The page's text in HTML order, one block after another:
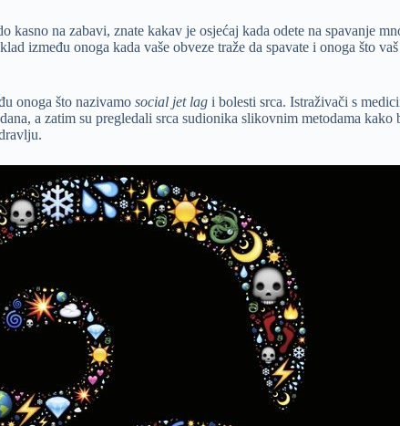
na zabavi, znate kakav je osjećaj kada odete na spavanje
između onoga kada vaše obveze traže da spavate i onoga što
onoga što nazivamo social jet lag i bolesti srca. Istraživači s
a zatim su pregledali srca sudionika slikovnim metodama